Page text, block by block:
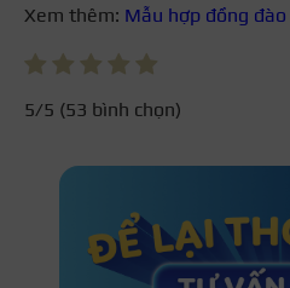
Xem thêm: Mẫu hợp đồng
5/5 (53 bình chọn)